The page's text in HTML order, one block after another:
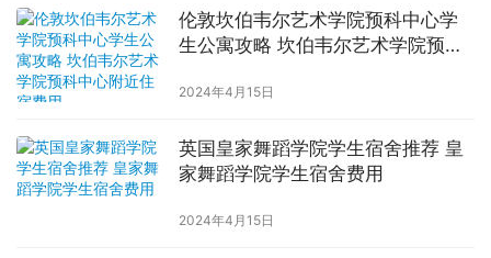
伦敦坎伯韦尔艺术学院预科中心学
生公寓攻略 坎伯韦尔艺术学院预科
2024年4月15日
英国皇家舞蹈学院学生宿舍推荐 皇
家舞蹈学院学生宿舍费用
2024年4月15日